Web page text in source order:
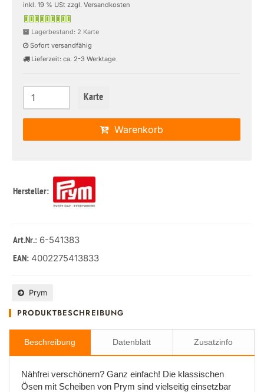
inkl. 19 % USt zzgl. Versandkosten
Lagerbestand: 2 Karte
Sofort versandfähig
Lieferzeit: ca. 2-3 Werktage
Karte
Warenkorb
Hersteller:
Art.Nr.: 6-541383
EAN: 4002275413833
Prym
PRODUKTBESCHREIBUNG
Beschreibung Datenblatt Zusatzinfo
Nähfrei verschönern? Ganz einfach! Die klassischen
Ösen mit Scheiben von Prym sind vielseitig einsetzbar